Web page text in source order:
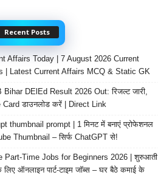
Recent Posts
Affairs Today | 7 August 2026 Current
| Latest Current Affairs MCQ & Static GK
Bihar DElEd Result 2026 Out: रिजल्ट जारी,
Card डाउनलोड करें | Direct Link
thumbnail prompt | 1 मिनट में बनाएं प्रोफेशनल
Thumbnail – सिर्फ ChatGPT से!
Part-Time Jobs for Beginners 2026 | शुरुआती
लिए ऑनलाइन पार्ट-टाइम जॉब्स – घर बैठे कमाई के